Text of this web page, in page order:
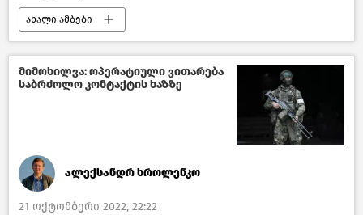
ახალი ამბები
შემთხვევები საქართველოში
საზოგადოება
მიმოხილვა: ოპერატიული ვითარება
საბრძოლო კონტაქტის ხაზზე
ალექსანდრ ხროლენკო
21 ოქტომბერი 2022, 22:22